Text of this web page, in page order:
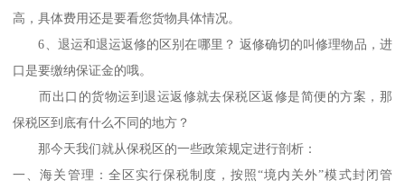
高，具体费用还是要看您货物具体情况。
6、退运和退运返修的区别在哪里？ 返修确切的叫修理物品，进
口是要缴纳保证金的哦。
而出口的货物运到退运返修就去保税区返修是简便的方案，那
保税区到底有什么不同的地方？
那今天我们就从保税区的一些政策规定进行剖析：
一、海关管理：全区实行保税制度，按照“境内关外”模式封闭管